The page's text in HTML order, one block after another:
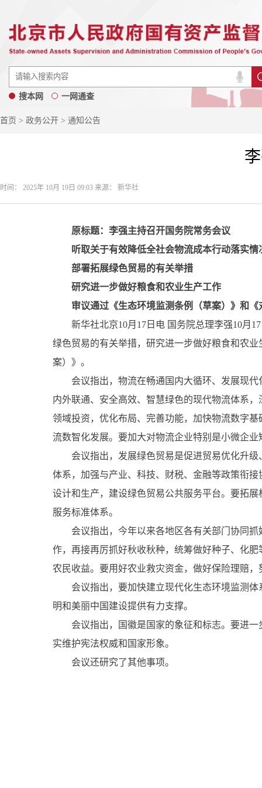
搜本网 一网通查
首页 > 政务公开 > 通知公告
时间： 2025年 10月 19日 09:03 来源： 新华社
原标题：李强主持召开国务院常务会议
听取关于有效降低全社会物流成本行动落实情
部署拓展绿色贸易的有关举措
研究进一步做好粮食和农业生产工作
审议通过《生态环境监测条例（草案）》和《
新华社北京10月17日电 国务院总理李强10月17
绿色贸易的有关举措，研究进一步做好粮食和农
案）》。
会议指出，物流在畅通国内大循环、发展现代
内外联通、安全高效、智慧绿色的现代物流体系
领域投资，优化布局、完善功能，加快物流数字
流数智化发展。要加大对物流企业特别是小微企
会议指出，发展绿色贸易是促进贸易优化升级
体系，加强与产业、科技、财税、金融等政策衔
设计和生产，建设绿色贸易公共服务平台。要拓
服务标准体系。
会议指出，今年以来各地区各有关部门协同抓
作，再接再厉抓好秋收秋种，统筹做好种子、化
农民收益。要用好农业救灾资金，做好保险理赔
会议指出，要加快建立现代化生态环境监测体
明和美丽中国建设提供有力支撑。
会议指出，国徽是国家的象征和标志。要进一
实维护宪法权威和国家形象。
会议还研究了其他事项。